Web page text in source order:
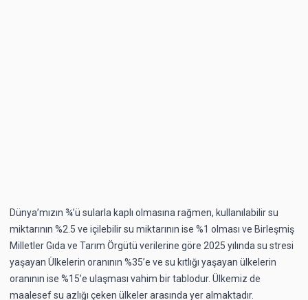
Dünya’mızın ¾’ü sularla kaplı olmasına rağmen, kullanılabilir su
miktarının %2.5 ve içilebilir su miktarının ise %1 olması ve Birleşmiş
Milletler Gıda ve Tarım Örgütü verilerine göre 2025 yılında su stresi
yaşayan Ülkelerin oranının %35’e ve su kıtlığı yaşayan ülkelerin
oranının ise %15’e ulaşması vahim bir tablodur. Ülkemiz de
maalesef su azlığı çeken ülkeler arasında yer almaktadır.